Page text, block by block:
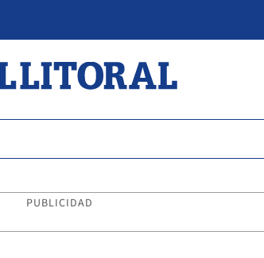
PUBLICIDAD